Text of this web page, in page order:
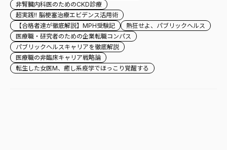
非腎臓内科医のためのCKD診療
超実践!! 脳梗塞治療エビデンス活用術
【合格者達が徹底解説】MPH受験記
熱狂せよ、パブリックヘルス
医療職・研究者のための企業転職コンパス
パブリックヘルスキャリアを徹底解説
医療職の非臨床キャリア戦略論
転生した女医M、癒し系疫学でほっこり覚醒する